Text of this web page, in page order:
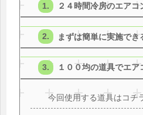
２４時間冷房のエアコ
まずは簡単に実施で
１００均の道具でエ
今回使用する道具はコチ